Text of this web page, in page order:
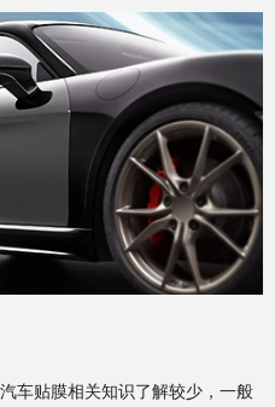
贴膜相关知识了解较少，一般